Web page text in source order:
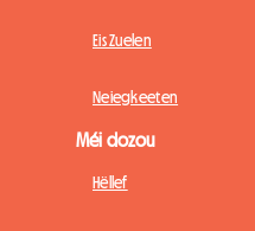
Eis Zuelen
Neiegkeeten
Méi dozou
Hëllef